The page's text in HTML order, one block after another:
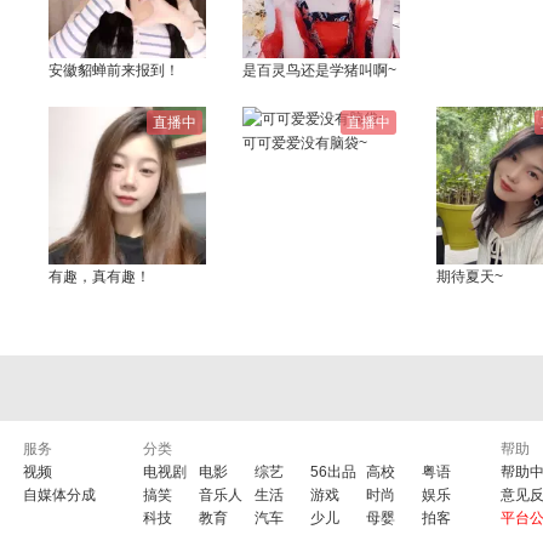
安徽貂蝉前来报到！ 是百灵鸟还是学猪叫啊~
直播中
有趣，真有趣！
直播中
可可爱爱没有脑袋~
期待夏天~
服务
视频
自媒体分成
分类
电视剧
电影 综艺 56出品 高校
粤语
搞笑
音乐人 生活 游戏 时尚
娱乐
科技
教育 汽车 少儿 母婴 拍客
帮助
帮助
意见
平台